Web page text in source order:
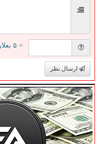
= ۵ بعلاوه ۴
ارسال نظر